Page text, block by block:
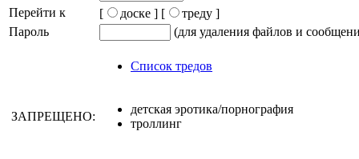
Перейти к
[ доске ] [
треду ]
Пароль
(для удаления файлов и
Список тредов
ЗАПРЕЩЕНО:
детская эротика/порнография
троллинг